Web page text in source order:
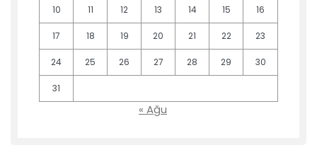
10 11 12 13 14 15 16
17 18 19 20 21 22 23
24 25 26 27 28 29 30
31
« Ağu